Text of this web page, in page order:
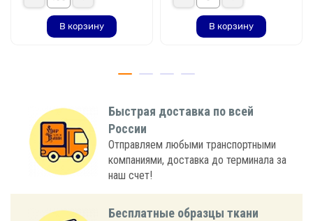
В корзину В корзину
Быстрая доставка по всей
России
Отправляем любыми транспортными
компаниями, доставка до терминала за
наш счет!
Бесплатные образцы ткани